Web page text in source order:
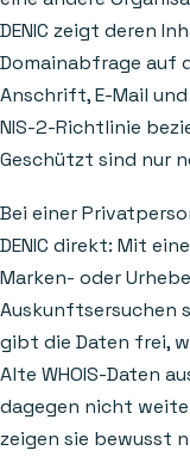
DENIC zeigt deren
Domainabfrage auf
Anschrift, E-Mail
NIS-2-Richtlinie
Geschützt sind nur
Bei einer
DENIC direkt: Mit
Marken- oder
Auskunftsersuchen
gibt die Daten frei,
Alte WHOIS-Daten
dagegen nicht
zeigen sie bewusst